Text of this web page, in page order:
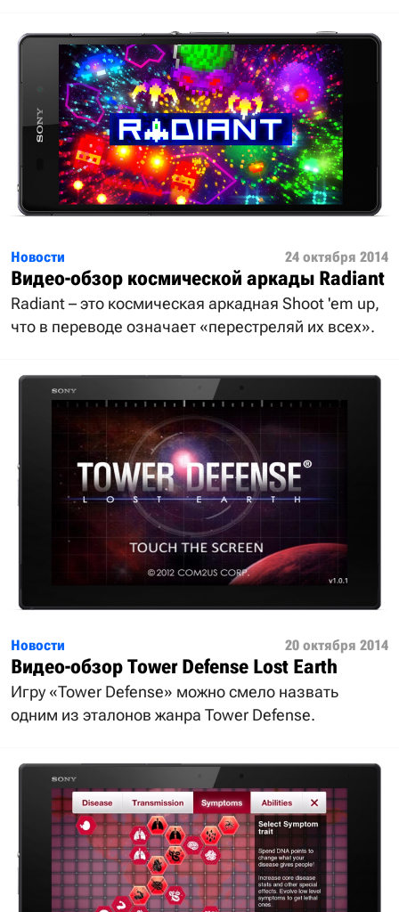
Новости 24 октября 2014
Видео-обзор космической аркады Radiant
Radiant – это космическая аркадная Shoot 'em up,
что в переводе означает «перестреляй их всех».
Новости 20 октября 2014
Видео-обзор Tower Defense Lost Earth
Игру «Tower Defense» можно смело назвать
одним из эталонов жанра Tower Defense.